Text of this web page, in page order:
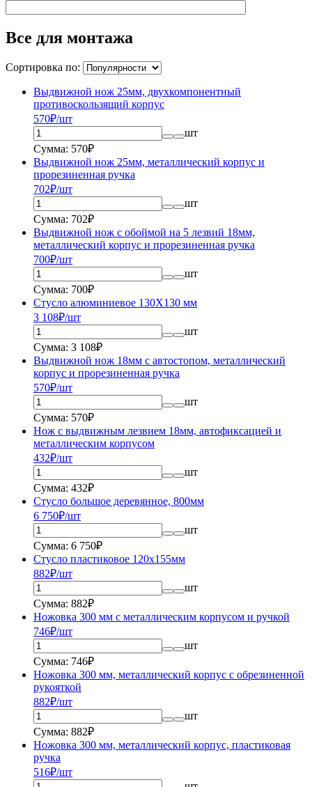
Все для монтажа
Сортировка по:
Выдвижной нож 25мм, двухкомпонентный
противоскользящий корпус
570₽/шт
шт
Сумма: 570₽
Выдвижной нож 25мм, металлический корпус и
прорезиненная ручка
702₽/шт
шт
Сумма: 702₽
Выдвижной нож с обоймой на 5 лезвий 18мм,
металлический корпус и прорезиненная ручка
700₽/шт
шт
Сумма: 700₽
Стусло алюминиевое 130Х130 мм
3 108₽/шт
шт
Сумма: 3 108₽
Выдвижной нож 18мм с автостопом, металлический
корпус и прорезиненная ручка
570₽/шт
шт
Сумма: 570₽
Нож с выдвижным лезвием 18мм, автофиксацией и
металлическим корпусом
432₽/шт
шт
Сумма: 432₽
Стусло большое деревянное, 800мм
6 750₽/шт
шт
Сумма: 6 750₽
Стусло пластиковое 120x155мм
882₽/шт
шт
Сумма: 882₽
Ножовка 300 мм с металлическим корпусом и ручкой
746₽/шт
шт
Сумма: 746₽
Ножовка 300 мм, металлический корпус с обрезиненной
рукояткой
882₽/шт
шт
Сумма: 882₽
Ножовка 300 мм, металлический корпус, пластиковая
ручка
516₽/шт